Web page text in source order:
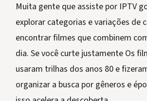
Muita gente que assiste por IPTV
explorar categorias e variações de
encontrar filmes que combinem
dia. Se você curte justamente Os
usaram trilhas dos anos 80 e
organizar a busca por gêneros e